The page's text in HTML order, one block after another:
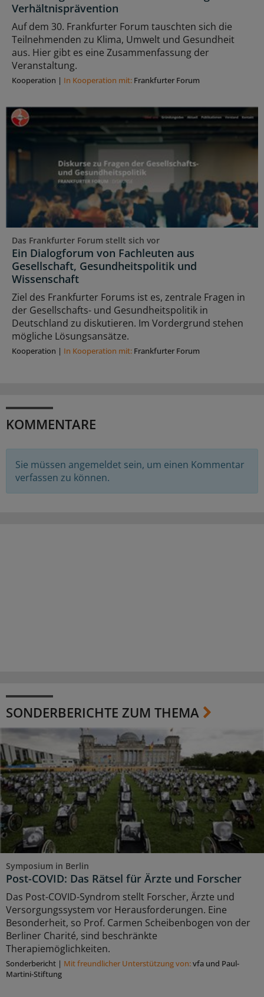
Verhältnisprävention
Auf dem 30. Frankfurter Forum tauschten sich die
Teilnehmenden zu Klima, Umwelt und Gesundheit
aus. Hier gibt es eine Zusammenfassung der
Veranstaltung.
Kooperation | In Kooperation mit: Frankfurter Forum
Das Frankfurter Forum stellt sich vor
Ein Dialogforum von Fachleuten aus
Gesellschaft, Gesundheitspolitik und
Wissenschaft
Ziel des Frankfurter Forums ist es, zentrale Fragen in
der Gesellschafts- und Gesundheitspolitik in
Deutschland zu diskutieren. Im Vordergrund stehen
mögliche Lösungsansätze.
Kooperation | In Kooperation mit: Frankfurter Forum
KOMMENTARE
Sie müssen angemeldet sein, um einen Kommentar
verfassen zu können.
SONDERBERICHTE ZUM THEMA
Symposium in Berlin
Post-COVID: Das Rätsel für Ärzte und Forscher
Das Post-COVID-Syndrom stellt Forscher, Ärzte und
Versorgungssystem vor Herausforderungen. Eine
Besonderheit, so Prof. Carmen Scheibenbogen von der
Berliner Charité, sind beschränkte
Therapiemöglichkeiten.
Sonderbericht | Mit freundlicher Unterstützung von:vfa und Paul-
Martini-Stiftung